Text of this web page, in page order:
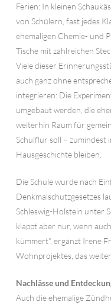
Ferien: In kleinen
von Schülern, fast jedes
ehemaligen Chemie- und
Tische mit zahlreichen
Viele dieser
auch ganz ohne
integrieren: Die
umgebaut werden, die
weiterhin Raum für
Schulflur soll – zumindest
Hausgeschichte bleiben.
Die Schule wurde nach
Denkmalschutzgesetzes
Schleswig-Holstein unter
klappt aber nur, wenn
kümmert“, ergänzt Irene
Wohnprojektes, das
Nachlässe und
Auch die ehemalige